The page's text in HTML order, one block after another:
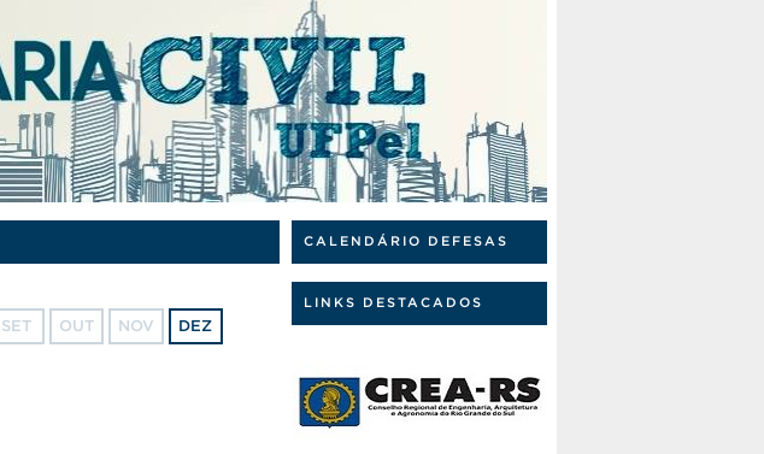
SET OUT NOV DEZ
CALENDÁRIO DEFESAS
LINKS DESTACADOS